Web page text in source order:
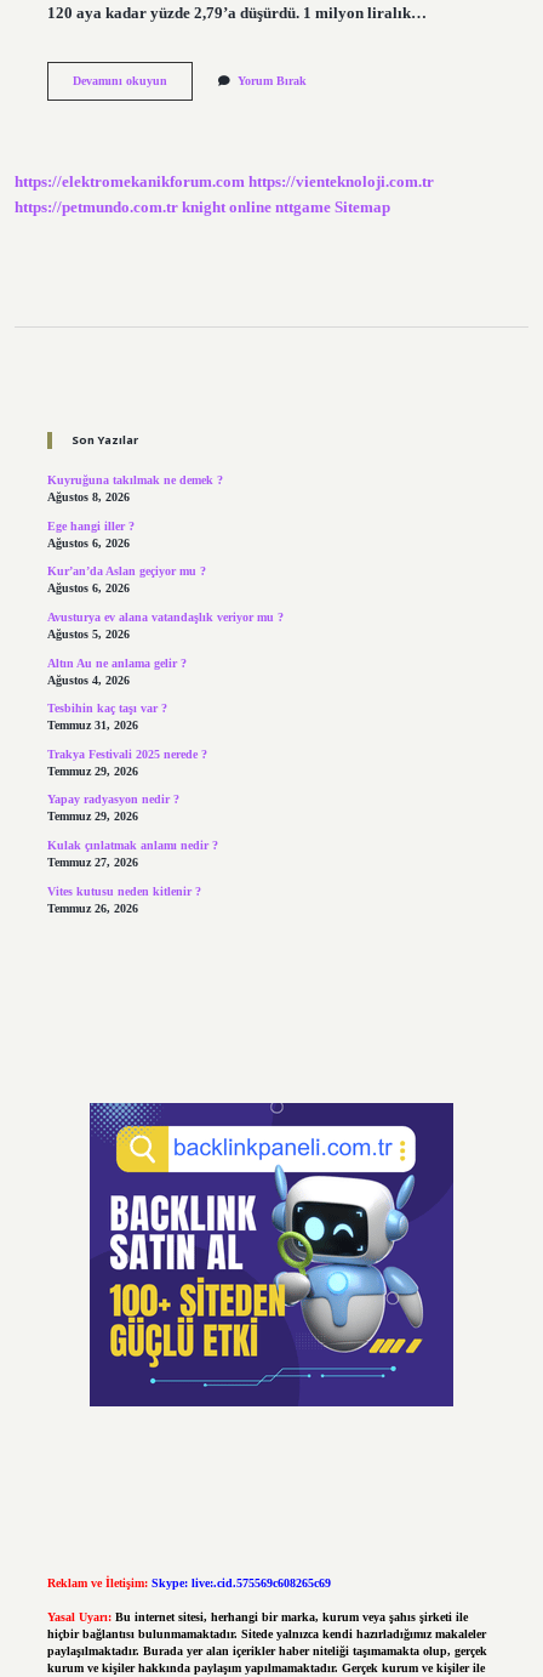
120 aya kadar yüzde 2,79’a düşürdü. 1 milyon liralık…
Devamını okuyun300
Ne
Yorum Bırak
https://elektromekanikforum.com https://vienteknoloji.com.tr
https://petmundo.com.tr knight online nttgame Sitemap
Son Yazılar
Kuyruğuna takılmak ne demek ?
Ağustos 8, 2026
Ege hangi iller ?
Ağustos 6, 2026
Kur’an’da Aslan geçiyor mu ?
Ağustos 6, 2026
Avusturya ev alana vatandaşlık veriyor mu ?
Ağustos 5, 2026
Altın Au ne anlama gelir ?
Ağustos 4, 2026
Tesbihin kaç taşı var ?
Temmuz 31, 2026
Trakya Festivali 2025 nerede ?
Temmuz 29, 2026
Yapay radyasyon nedir ?
Temmuz 29, 2026
Kulak çınlatmak anlamı nedir ?
Temmuz 27, 2026
Vites kutusu neden kitlenir ?
Temmuz 26, 2026
Reklam ve İletişim: Skype: live:.cid.575569c608265c69
Yasal Uyarı: Bu internet sitesi, herhangi bir marka, kurum veya şahıs şirketi ile
hiçbir bağlantısı bulunmamaktadır. Sitede yalnızca kendi hazırladığımız makaleler
paylaşılmaktadır. Burada yer alan içerikler haber niteliği taşımamakta olup, gerçek
kurum ve kişiler hakkında paylaşım yapılmamaktadır. Gerçek kurum ve kişiler ile